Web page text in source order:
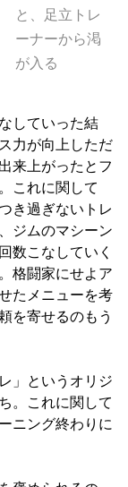
と、足立トレ
ーナーから渇
が入る
していった結
力が向上しただ
来上がったとフ
これに関して
き過ぎないトレ
ジムのマシーン
数こなしていく
格闘家にせよア
たメニューを考
を寄せるのもう
」というオリジ
。これに関して
ニング終わりに